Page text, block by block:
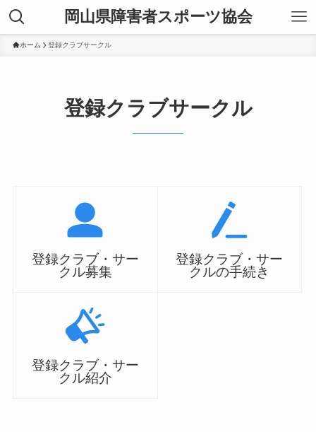
岡山県障害者スポーツ協会
ホーム 登録クラブサークル
登録クラブサークル
登録クラブ・サー
クル募集
登録クラブ・サー
クルの手続き
登録クラブ・サー
クル紹介